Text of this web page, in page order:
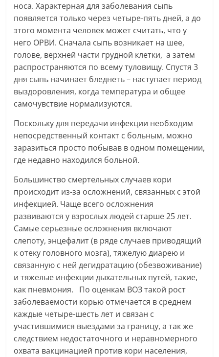
носа. Характерная для заболевания сыпь
появляется только через четыре-пять дней, а до
этого момента человек может считать, что у
него ОРВИ. Сначала сыпь возникает на шее,
голове, верхней части грудной клетки, а затем
распространяются по всему туловищу. Спустя 3
дня сыпь начинает бледнеть – наступает период
выздоровления, когда температура и общее
самочувствие нормализуются.
Поскольку для передачи инфекции необходим
непосредственный контакт с больным, можно
заразиться просто побывав в одном помещении,
где недавно находился больной.
Большинство смертельных случаев кори
происходит из-за осложнений, связанных с этой
инфекцией. Чаще всего осложнения
развиваются у взрослых людей старше 25 лет.
Самые серьезные осложнения включают
слепоту, энцефалит (в ряде случаев приводящий
к отеку головного мозга), тяжелую диарею и
связанную с ней дегидратацию (обезвоживание)
и тяжелые инфекции дыхательных путей, такие,
как пневмония. По оценкам ВОЗ такой рост
заболеваемости корью отмечается в среднем
каждые четыре-шесть лет и связан с
участившимися выездами за границу, а так же
следствием недостаточного и неравномерного
охвата вакцинацией против кори населения,